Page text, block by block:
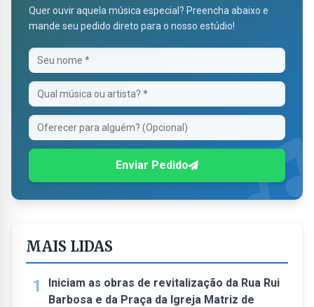
Quer ouvir aquela música especial? Preencha abaixo e
mande seu pedido direto para o nosso estúdio!
Enviar Pedido
MAIS LIDAS
1
Iniciam as obras de revitalização da Rua Rui
Barbosa e da Praça da Igreja Matriz de